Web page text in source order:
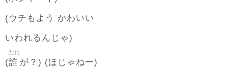
(ウチもよう かわいい
いわれるんじゃ)
(誰
だれ
が？) (ほじゃねー)